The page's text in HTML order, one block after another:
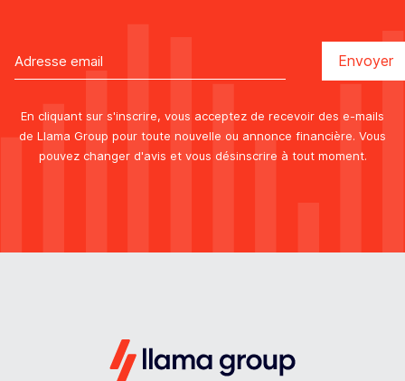
En cliquant sur s'inscrire, vous acceptez de recevoir des e-mails
de Llama Group pour toute nouvelle ou annonce financière. Vous
pouvez changer d'avis et vous désinscrire à tout moment.